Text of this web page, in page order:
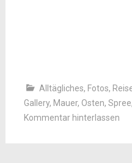
Alltägliches, Fotos,
Gallery, Mauer, Osten, Spree
Kommentar hinterlassen